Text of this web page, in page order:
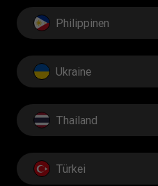
Philippinen
Ukraine
Thailand
Türkei